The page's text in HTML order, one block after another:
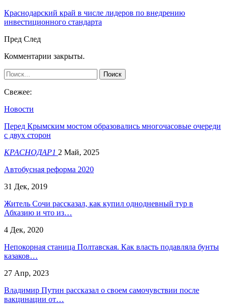
Краснодарский край в числе лидеров по внедрению
инвестиционного стандарта
Пред След
Комментарии закрыты.
Свежее:
Новости
Перед Крымским мостом образовались многочасовые очереди
с двух сторон
КРАСНОДАР1 2 Май, 2025
Автобусная реформа 2020
31 Дек, 2019
Житель Сочи рассказал, как купил однодневный тур в
Абхазию и что из…
4 Дек, 2020
Непокорная станица Полтавская. Как власть подавляла бунты
казаков…
27 Апр, 2023
Владимир Путин рассказал о своем самочувствии после
вакцинации от…